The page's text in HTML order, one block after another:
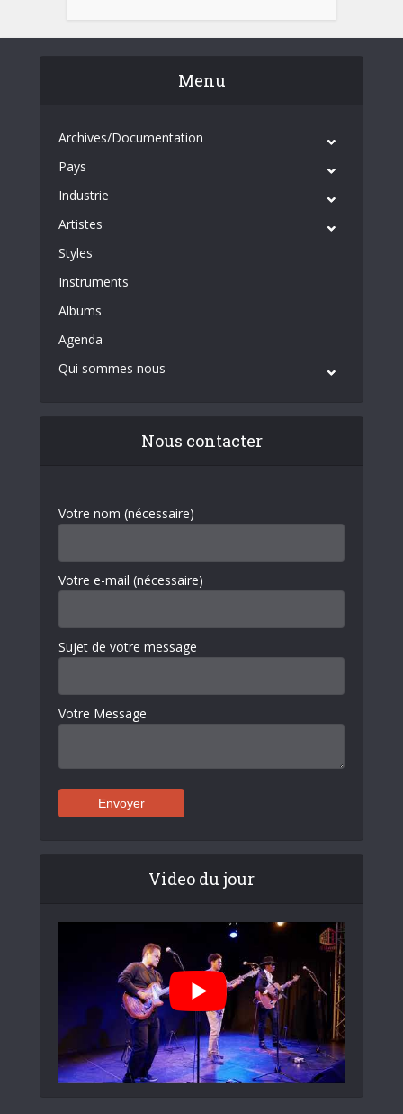
Menu
Archives/Documentation
Pays
Industrie
Artistes
Styles
Instruments
Albums
Agenda
Qui sommes nous
Nous contacter
Votre nom (nécessaire)
Votre e-mail (nécessaire)
Sujet de votre message
Votre Message
Video du jour